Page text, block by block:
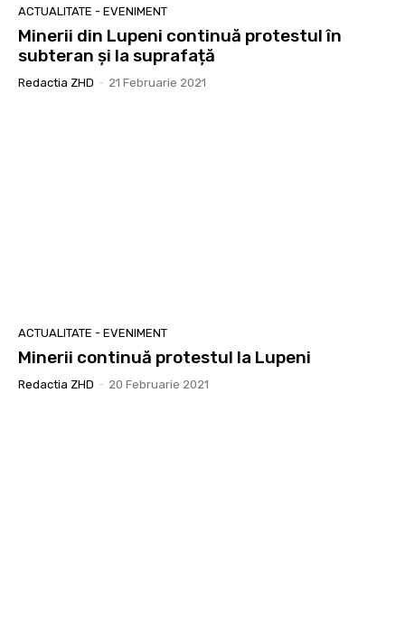
ACTUALITATE - EVENIMENT
Minerii din Lupeni continuă protestul în
subteran și la suprafață
Redactia ZHD - 21 Februarie 2021
ACTUALITATE - EVENIMENT
Minerii continuă protestul la Lupeni
Redactia ZHD - 20 Februarie 2021